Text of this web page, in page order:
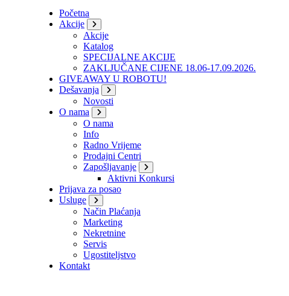
Početna
Akcije
Akcije
Katalog
SPECIJALNE AKCIJE
ZAKLJUČANE CIJENE 18.06-17.09.2026.
GIVEAWAY U ROBOTU!
Dešavanja
Novosti
O nama
O nama
Info
Radno Vrijeme
Prodajni Centri
Zapošljavanje
Aktivni Konkursi
Prijava za posao
Usluge
Način Plaćanja
Marketing
Nekretnine
Servis
Ugostiteljstvo
Kontakt